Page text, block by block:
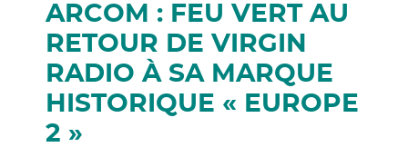
ARCOM : FEU VERT AU
RETOUR DE VIRGIN
RADIO À SA MARQUE
HISTORIQUE « EUROPE
2 »